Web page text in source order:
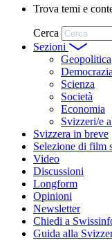
Trova temi e
Cerca
Sezioni
Geopolitica
Democrazia
Scienza
Società
Economia
Svizzeri/e
Svizzera in breve
Selezione di film
Video
Discussioni
Longform
Opinioni
Newsletter
Chiedi a
Guida alla